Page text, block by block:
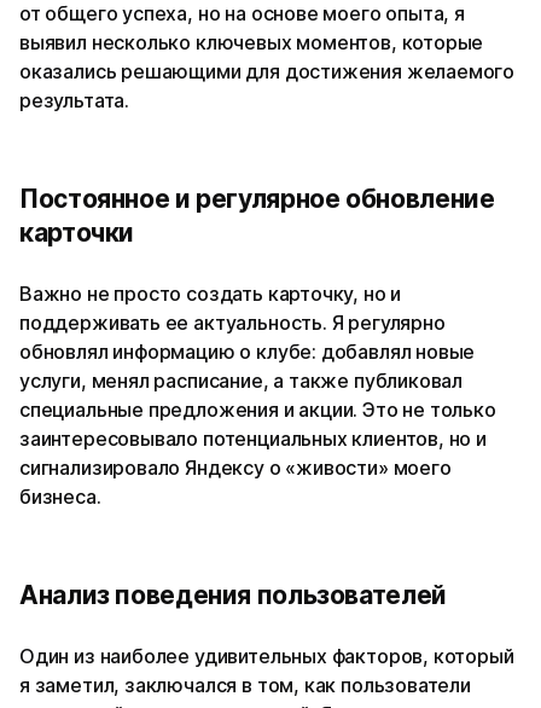
от общего успеха, но на основе моего опыта, я
выявил несколько ключевых моментов, которые
оказались решающими для достижения желаемого
результата.
Постоянное и регулярное обновление
карточки
Важно не просто создать карточку, но и
поддерживать ее актуальность. Я регулярно
обновлял информацию о клубе: добавлял новые
услуги, менял расписание, а также публиковал
специальные предложения и акции. Это не только
заинтересовывало потенциальных клиентов, но и
сигнализировало Яндексу о «живости» моего
бизнеса.
Анализ поведения пользователей
Один из наиболее удивительных факторов, который
я заметил, заключался в том, как пользователи